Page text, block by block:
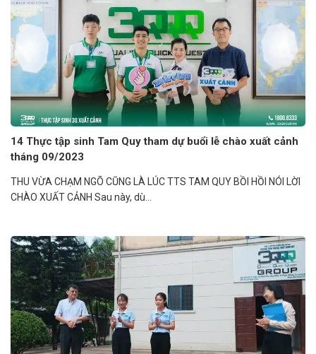
14 Thực tập sinh Tam Quy tham dự buổi lễ chào xuất cảnh
tháng 09/2023
THU VỪA CHẠM NGÕ CŨNG LÀ LÚC TTS TAM QUY BỒI HỒI NÓI LỜI
CHÀO XUẤT CẢNH Sau này, dù...